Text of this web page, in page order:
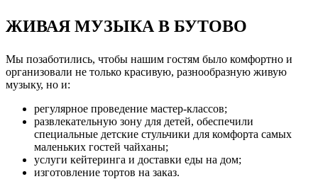
ЖИВАЯ МУЗЫКА В БУТОВО
Мы позаботились, чтобы нашим гостям было комфортно и
организовали не только красивую, разнообразную живую
музыку, но и:
регулярное проведение мастер-классов;
развлекательную зону для детей, обеспечили
специальные детские стульчики для комфорта самых
маленьких гостей чайханы;
услуги кейтеринга и доставки еды на дом;
изготовление тортов на заказ.